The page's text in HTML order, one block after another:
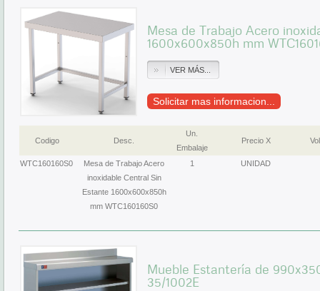
Mesa de Trabajo Acero
1600x600x850h mm
VER MÁS...
Solicitar mas informacion...
Codigo Desc.
Un.
Embalaje
Precio X
WTC160160S0
Mesa de Trabajo Acero
inoxidable Central Sin
Estante 1600x600x850h
mm WTC160160S0
1 UNIDAD
Mueble Estantería de
35/1002E